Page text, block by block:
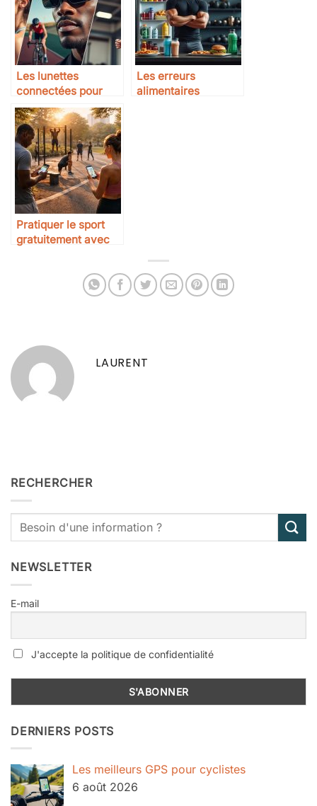
Les lunettes
connectées pour
sportifs : à quoi ça
sert ?
Les erreurs
alimentaires
Pratiquer le sport
gratuitement avec
parcours urbains
LAURENT
RECHERCHER
NEWSLETTER
E-mail
J'accepte la politique de confidentialité
DERNIERS POSTS
Les meilleurs GPS pour cyclistes
6 août 2026